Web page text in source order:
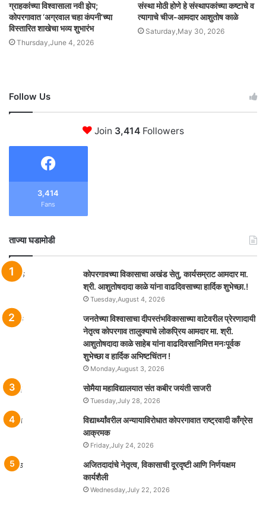
ग्राहकांच्या विश्वासाला नवी झेप;
कोपरगावात ‘अग्रवाल चहा कंपनी’च्या
विस्तारित शाखेचा भव्य शुभारंभ
Thursday,June 4, 2026
संस्था मोठी होणे हे संस्थापकांच्या कष्टाचे व
त्यागाचे चीज-आमदार आशुतोष काळे
Saturday,May 30, 2026
Follow Us
Join 3,414Followers
3,414
Fans
ताज्या घडामोडी
कोपरगावच्या विकासाचा अखंड सेतु, कार्यसम्राट आमदार मा.
श्री. आशुतोषदादा काळे यांना वाढदिवसाच्या हार्दिक शुभेच्छा.!
Tuesday,August 4, 2026
जनतेच्या विश्वासाचा दीपस्तंभविकासाच्या वाटेवरील प्रेरणादायी
नेतृत्व कोपरगाव तालुक्याचे लोकप्रिय आमदार मा. श्री.
आशुतोषदादा काळे साहेब यांना वाढदिवसानिमित्त मनःपूर्वक
शुभेच्छा व हार्दिक अभिष्टचिंतन !
Monday,August 3, 2026
सोमैया महाविद्यालयात संत कबीर जयंती साजरी
Tuesday,July 28, 2026
विद्यार्थ्यांवरील अन्यायाविरोधात कोपरगावात राष्ट्रवादी काँग्रेस
आक्रमक
Friday,July 24, 2026
अजितदादांचे नेतृत्व, विकासाची दूरदृष्टी आणि निर्णयक्षम
कार्यशैली
Wednesday,July 22, 2026